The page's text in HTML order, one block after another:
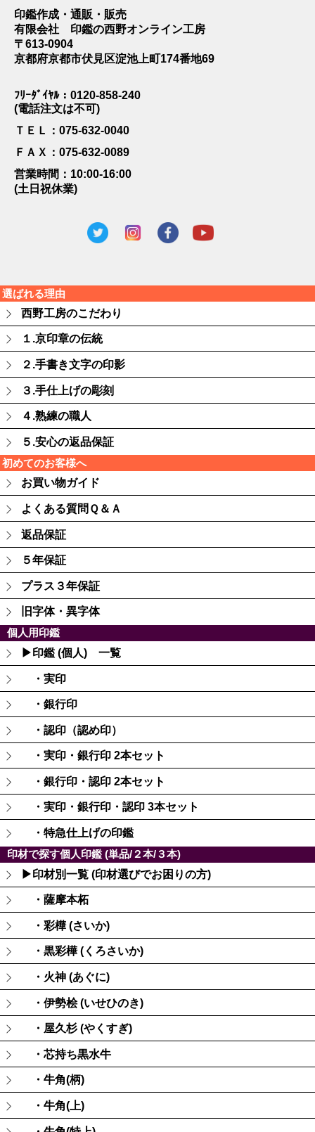
印鑑作成・通販・販売
有限会社 印鑑の西野オンライン工房
〒613-0904
京都府京都市伏見区淀池上町174番地69
ﾌﾘｰﾀﾞｲﾔﾙ：0120-858-240
(電話注文は不可)
ＴＥＬ：075-632-0040
ＦＡＸ：075-632-0089
営業時間：10:00-16:00
(土日祝休業)
選ばれる理由
西野工房のこだわり
１.京印章の伝統
２.手書き文字の印影
３.手仕上げの彫刻
４.熟練の職人
５.安心の返品保証
初めてのお客様へ
お買い物ガイド
よくある質問Ｑ＆Ａ
返品保証
５年保証
プラス３年保証
旧字体・異字体
個人用印鑑
▶印鑑 (個人) 一覧
・実印
・銀行印
・認印（認め印）
・実印・銀行印 2本セット
・銀行印・認印 2本セット
・実印・銀行印・認印 3本セット
・特急仕上げの印鑑
印材で探す個人印鑑 (単品/２本/３本)
▶印材別一覧 (印材選びでお困りの方)
・薩摩本柘
・彩樺 (さいか)
・黒彩樺 (くろさいか)
・火神 (あぐに)
・伊勢桧 (いせひのき)
・屋久杉 (やくすぎ)
・芯持ち黒水牛
・牛角(柄)
・牛角(上)